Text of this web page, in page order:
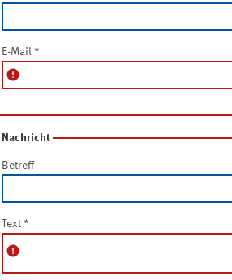
E-Mail *
error
Nachricht
Betreff
Text *
error